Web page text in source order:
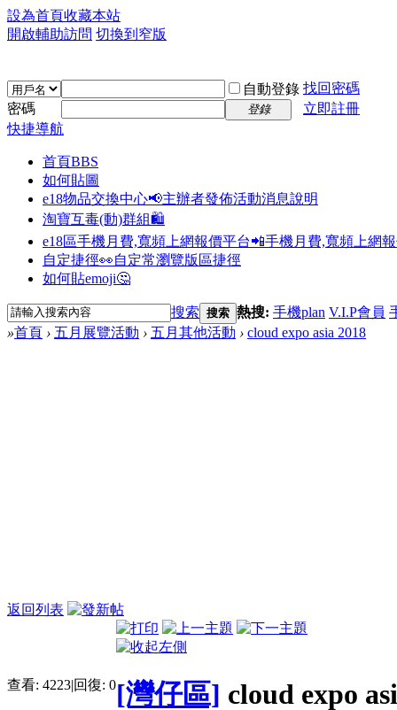
設為首頁收藏本站
開啟輔助訪問 切換到窄版
自動登錄 找回密碼
密碼
登錄
立即註冊
快捷導航
首頁BBS
如何貼圖
e18物品交換中心📢主辦者發佈活動消息說明
淘寶互毒(動)群組🛍️
e18區手機月費,寬頻上網報價平台📲手機月費,寬頻上網
自定捷徑👀自定常瀏覽版區捷徑
如何貼emoji🤔
搜索 搜索 熱搜: 手機plan V.I.P會員
»首頁 › 五月展覽活動 › 五月其他活動 › cloud expo asia 2018
返回列表
查看: 4223|回復: 0[灣仔區] cloud expo